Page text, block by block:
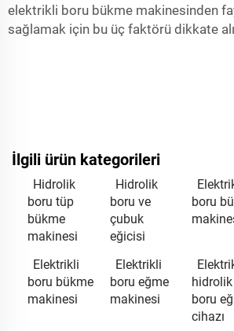
elektrikli boru bükme makinesinden
sağlamak için bu üç faktörü dikkate
İlgili ürün kategorileri
Hidrolik
boru tüp
bükme
makinesi
Hidrolik
boru ve
çubuk
eğicisi
boru
Elektrikli
boru bükme
makinesi
Elektrikli
boru eğme
makinesi
hidrolik
boru
cihazı